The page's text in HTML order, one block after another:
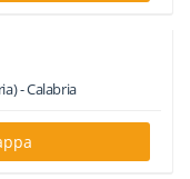
-Calabria